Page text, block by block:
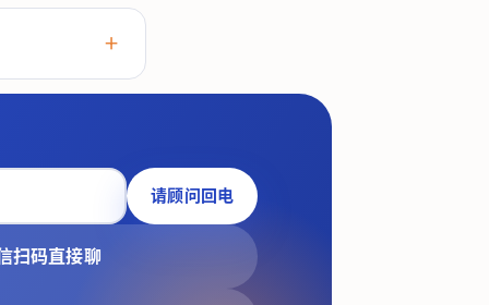
请顾问回电
扫码直接聊